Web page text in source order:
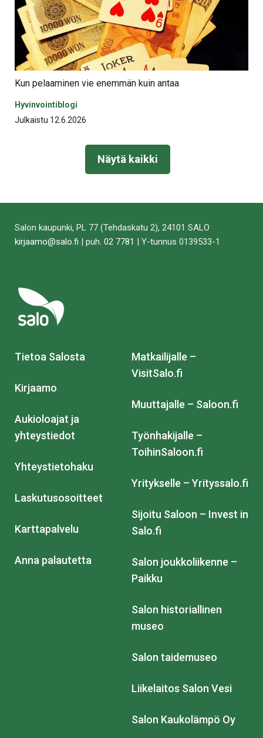
Kun pelaaminen vie enemmän kuin antaa
Hyvinvointiblogi
Julkaistu 12.6.2026
Näytä kaikki
Salon kaupunki, PL 77 (Tehdaskatu 2), 24101 SALO
kirjaamo@salo.fi | puh. 02 7781 | Y-tunnus 0139533-1
Tietoa Salosta
Kirjaamo
Aukioloajat ja
yhteystiedot
Yhteystietohaku
Laskutusosoitteet
Karttapalvelu
Anna palautetta
Matkailijalle –
VisitSalo.fi
Muuttajalle – Saloon.fi
Työnhakijalle –
ToihinSaloon.fi
Yritykselle – Yrityssalo.fi
Sijoitu Saloon – Invest in
Salo.fi
Salon joukkoliikenne –
Paikku
Salon historiallinen
museo
Salon taidemuseo
Liikelaitos Salon Vesi
Salon Kaukolämpö Oy